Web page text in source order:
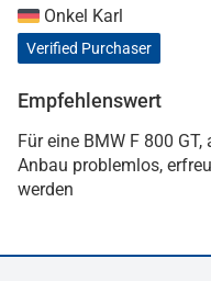
Onkel Karl
Verified Purchaser
Empfehlenswert
Für eine BMW F 800
Anbau problemlos,
werden